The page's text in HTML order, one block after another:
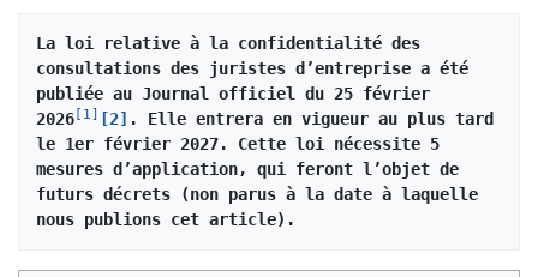
La loi relative à la confidentialité des
consultations des juristes d’entreprise a été
publiée au Journal officiel du 25 février
2026 [ 1 ] [2] . Elle entrera en vigueur au plus tard
le 1er février 2027. Cette loi nécessite 5
mesures d’application, qui feront l’objet de
futurs décrets (non parus à la date à laquelle
nous publions cet article).